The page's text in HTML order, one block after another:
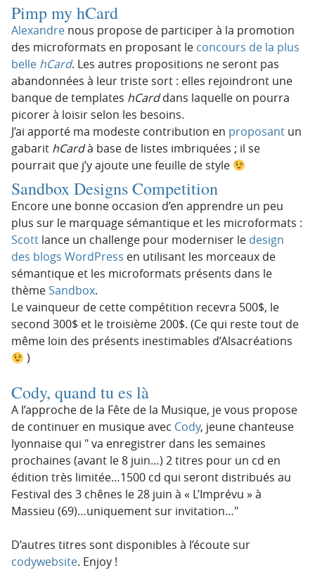
Pimp my hCard
Alexandre nous propose de participer à la promotion
des microformats en proposant le concours de la plus
belle hCard. Les autres propositions ne seront pas
abandonnées à leur triste sort : elles rejoindront une
banque de templates hCarddans laquelle on pourra
picorer à loisir selon les besoins.
J’ai apporté ma modeste contribution en proposant un
gabarit hCardà base de listes imbriquées ; il se
pourrait que j’y ajoute une feuille de style
Sandbox Designs Competition
Encore une bonne occasion d’en apprendre un peu
plus sur le marquage sémantique et les microformats :
Scott lance un challenge pour moderniser le design
des blogs WordPress en utilisant les morceaux de
sémantique et les microformats présents dans le
thème Sandbox.
Le vainqueur de cette compétition recevra 500$, le
second 300$ et le troisième 200$. (Ce qui reste tout de
même loin des présents inestimables d’Alsacréations
)
Cody, quand tu es là
A l’approche de la Fête de la Musique, je vous propose
de continuer en musique avec Cody, jeune chanteuse
lyonnaise qui
va enregistrer dans les semaines
prochaines (avant le 8 juin…) 2 titres pour un cd en
édition très limitée…1500 cd qui seront distribués au
Festival des 3 chênes le 28 juin à « L’Imprévu » à
Massieu (69)…uniquement sur invitation…
D’autres titres sont disponibles à l’écoute sur
codywebsite. Enjoy !